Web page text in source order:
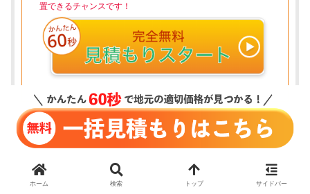
置できるチャンスです！
ホーム 検索 トップ サイドバー